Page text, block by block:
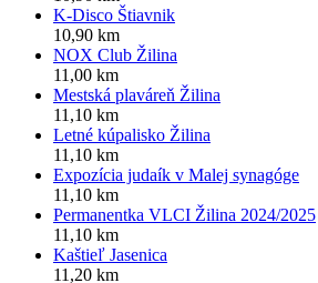
K-Disco Štiavnik
10,90 km
NOX Club Žilina
11,00 km
Mestská plaváreň Žilina
11,10 km
Letné kúpalisko Žilina
11,10 km
Expozícia judaík v Malej synagóge
11,10 km
Permanentka VLCI Žilina 2024/2025
11,10 km
Kaštieľ Jasenica
11,20 km